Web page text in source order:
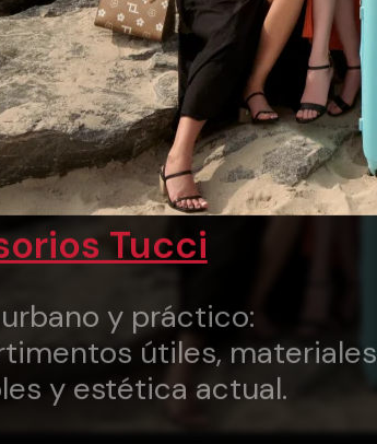
Tucci
y práctico:
útiles, materiales
y estética actual.